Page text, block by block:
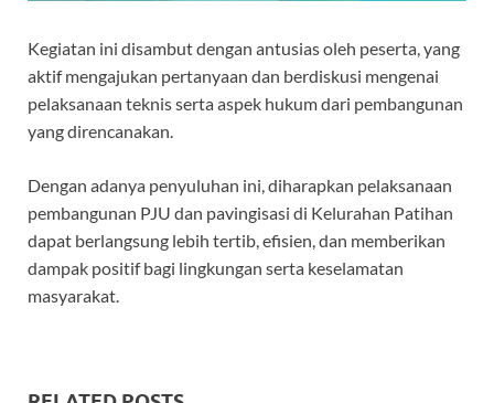
Kegiatan ini disambut dengan antusias oleh peserta, yang
aktif mengajukan pertanyaan dan berdiskusi mengenai
pelaksanaan teknis serta aspek hukum dari pembangunan
yang direncanakan.
Dengan adanya penyuluhan ini, diharapkan pelaksanaan
pembangunan PJU dan pavingisasi di Kelurahan Patihan
dapat berlangsung lebih tertib, efisien, dan memberikan
dampak positif bagi lingkungan serta keselamatan
masyarakat.